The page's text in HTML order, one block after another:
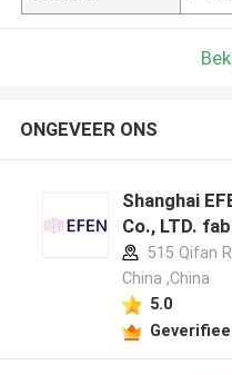
ONGEVEER ONS
Shanghai
Co., LTD.
515 Qifan
China ,China
5.0